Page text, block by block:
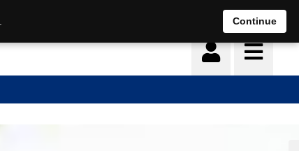
Deutsch français
Continue